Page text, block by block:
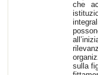
che
sulla